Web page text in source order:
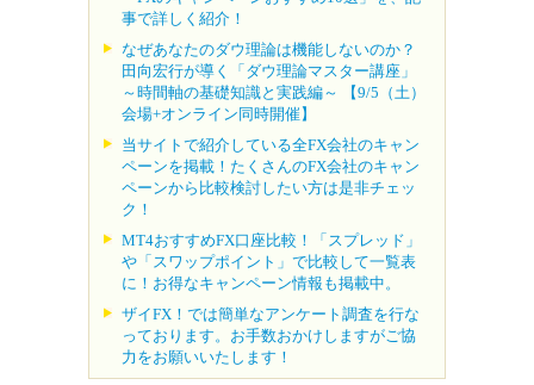
事で詳しく紹介！
なぜあなたのダウ理論は機能しないのか？
田向宏行が導く「ダウ理論マスター講座」
～時間軸の基礎知識と実践編～ 【9/5（土）
会場+オンライン同時開催】
当サイトで紹介している全FX会社のキャン
ペーンを掲載！たくさんのFX会社のキャン
ペーンから比較検討したい方は是非チェッ
ク！
MT4おすすめFX口座比較！「スプレッド」
や「スワップポイント」で比較して一覧表
に！お得なキャンペーン情報も掲載中。
ザイFX！では簡単なアンケート調査を行な
っております。お手数おかけしますがご協
力をお願いいたします！